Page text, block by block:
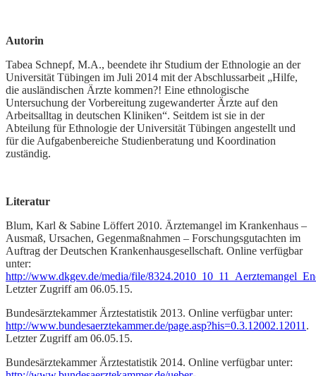
Autorin
Tabea Schnepf, M.A., beendete ihr Studium der Ethnologie an der
Universität Tübingen im Juli 2014 mit der Abschlussarbeit „Hilfe,
die ausländischen Ärzte kommen?! Eine ethnologische
Untersuchung der Vorbereitung zugewanderter Ärzte auf den
Arbeitsalltag in deutschen Kliniken“. Seitdem ist sie in der
Abteilung für Ethnologie der Universität Tübingen angestellt und
für die Aufgabenbereiche Studienberatung und Koordination
zuständig.
Literatur
Blum, Karl & Sabine Löffert 2010. Ärztemangel im Krankenhaus –
Ausmaß, Ursachen, Gegenmaßnahmen – Forschungsgutachten im
Auftrag der Deutschen Krankenhausgesellschaft. Online verfügbar
unter:
http://www.dkgev.de/media/file/
Letzter Zugriff am 06.05.15.
Bundesärztekammer Ärztestatistik 2013. Online verfügbar unter:
http://www.bundesaerztekammer.de/page.asp?his=0.3.12002.12011 .
Letzter Zugriff am 06.05.15.
Bundesärztekammer Ärztestatistik 2014. Online verfügbar unter: